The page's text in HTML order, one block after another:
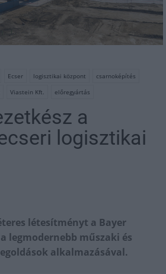
Ecser logisztikai központ
csarnoképítés
Viastein Kft. előregyártás
a
logisztikai
létesítményt a Bayer
legmodernebb műszaki és
alkalmazásával.